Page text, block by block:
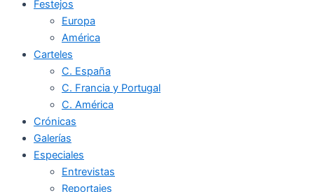
Festejos
Europa
América
Carteles
C. España
C. Francia y Portugal
C. América
Crónicas
Galerías
Especiales
Entrevistas
Reportajes